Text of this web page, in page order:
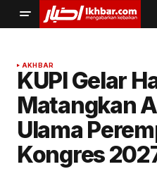
AKHBAR
KUPI Gelar
Matangkan
Ulama
Kongres